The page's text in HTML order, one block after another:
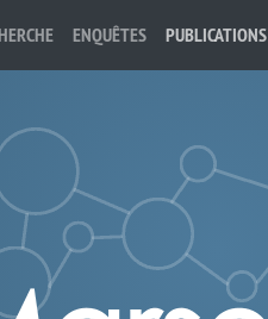
ENQUÊTES PUBLICATIONS